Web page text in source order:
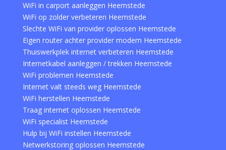
WiFi in carport aanleggen Heemstede
WiFi op zolder verbeteren Heemstede
Slechte WiFi van provider oplossen Heemstede
Eigen router achter provider modem Heemstede
Thuiswerkplek internet verbeteren Heemstede
Internetkabel aanleggen / trekken Heemstede
WiFi problemen Heemstede
Internet valt steeds weg Heemstede
WiFi herstellen Heemstede
Traag internet oplossen Heemstede
WiFi specialist Heemstede
Hulp bij WiFi instellen Heemstede
Netwerkstoring oplossen Heemstede